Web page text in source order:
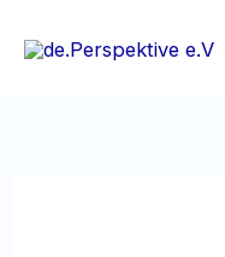
Inhalt